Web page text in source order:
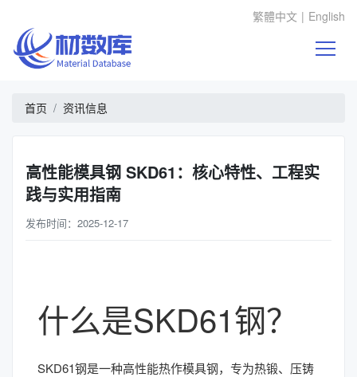
繁體中文 | English
首页 资讯信息
高性能模具钢 SKD61：核心特性、工程实
践与实用指南
发布时间：2025-12-17
什么是SKD61钢？
SKD61钢是一种高性能热作模具钢，专为热锻、压铸